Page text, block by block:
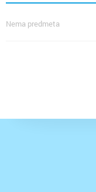
Nema predmeta